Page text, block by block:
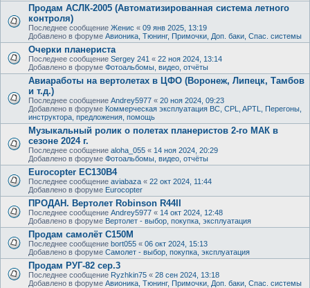
Продам АСЛК-2005 (Автоматизированная система летного
контроля)
Последнее сообщение Женис « 09 янв 2025, 13:19
Добавлено в форуме Авионика, Тюнинг, Примочки, Доп. баки, Спас. системы
Очерки планериста
Последнее сообщение Sergey 241 « 22 ноя 2024, 13:14
Добавлено в форуме Фотоальбомы, видео, отчёты
Авиаработы на вертолетах в ЦФО (Воронеж, Липецк, Тамбов
и т.д.)
Последнее сообщение Andrey5977 « 20 ноя 2024, 09:23
Добавлено в форуме Коммерческая эксплуатация ВС, CPL, APTL, Перегоны,
инструктора, предложения, помощь
Музыкальный ролик о полетах планеристов 2-го МАК в
сезоне 2024 г.
Последнее сообщение aloha_055 « 14 ноя 2024, 20:29
Добавлено в форуме Фотоальбомы, видео, отчёты
Eurocopter EC130B4
Последнее сообщение aviabaza « 22 окт 2024, 11:44
Добавлено в форуме Eurocopter
ПРОДАН. Вертолет Robinson R44II
Последнее сообщение Andrey5977 « 14 окт 2024, 12:48
Добавлено в форуме Вертолет - выбор, покупка, эксплуатация
Продам самолёт С150М
Последнее сообщение bort055 « 06 окт 2024, 15:13
Добавлено в форуме Самолет - выбор, покупка, эксплуатация
Продам РУГ-82 сер.3
Последнее сообщение Ryzhkin75 « 28 сен 2024, 13:18
Добавлено в форуме Авионика, Тюнинг, Примочки, Доп. баки, Спас. системы